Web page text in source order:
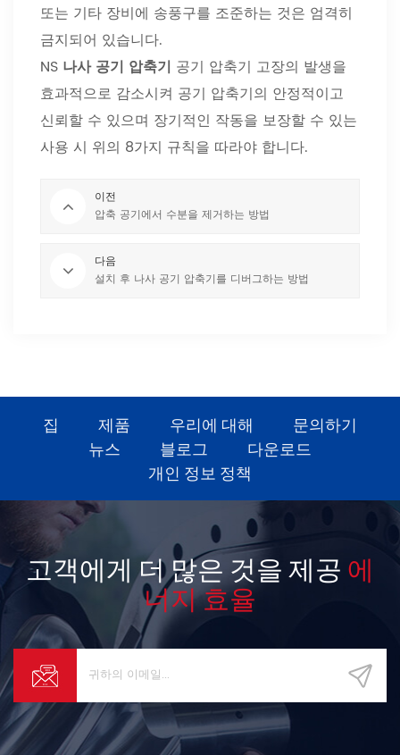
또는 기타 장비에 송풍구를 조준하는 것은 엄격히
금지되어 있습니다.
NS 나사 공기 압축기 공기 압축기 고장의 발생을
효과적으로 감소시켜 공기 압축기의 안정적이고
신뢰할 수 있으며 장기적인 작동을 보장할 수 있는
사용 시 위의 8가지 규칙을 따라야 합니다.
이전
압축 공기에서 수분을 제거하는 방법
다음
설치 후 나사 공기 압축기를 디버그하는 방법
집 제품 우리에 대해
문의하기
뉴스
블로그
다운로드
개인 정보 정책
고객에게 더 많은 것을 제공 에
너지 효율